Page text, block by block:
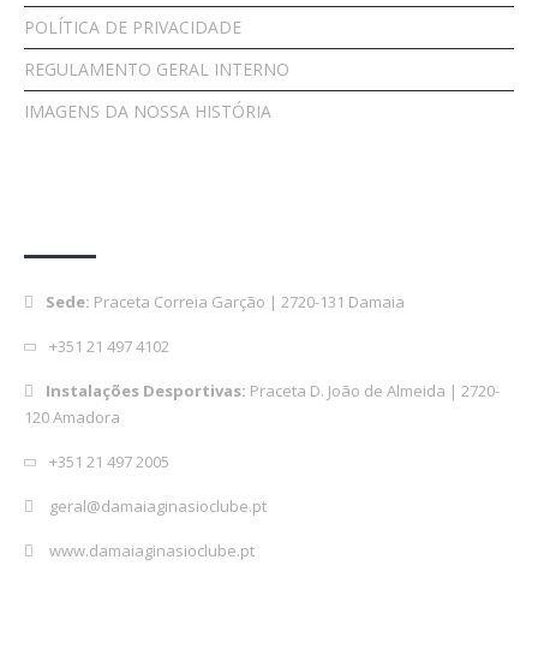
POLÍTICA DE PRIVACIDADE
REGULAMENTO GERAL INTERNO
IMAGENS DA NOSSA HISTÓRIA
Sede: Praceta Correia Garção | 2720-131 Damaia
+351 21 497 4102
Instalações Desportivas: Praceta D. João de Almeida | 2720-
120 Amadora
+351 21 497 2005
geral@damaiaginasioclube.pt
www.damaiaginasioclube.pt